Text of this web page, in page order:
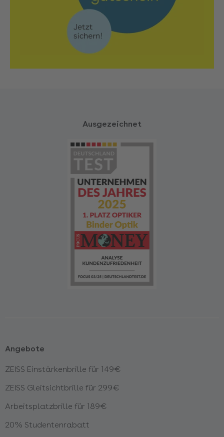
Ausgezeichnet
Angebote
ZEISS Einstärkenbrille für 149€
ZEISS Gleitsichtbrille für 299€
Arbeitsplatzbrille für 189€
20% Studentenrabatt